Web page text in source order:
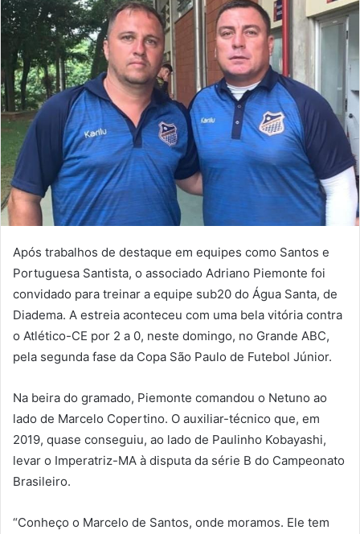
Após trabalhos de destaque em equipes como Santos e
Portuguesa Santista, o associado Adriano Piemonte foi
convidado para treinar a equipe sub20 do Água Santa, de
Diadema. A estreia aconteceu com uma bela vitória contra
o Atlético-CE por 2 a 0, neste domingo, no Grande ABC,
pela segunda fase da Copa São Paulo de Futebol Júnior.
Na beira do gramado, Piemonte comandou o Netuno ao
lado de Marcelo Copertino. O auxiliar-técnico que, em
2019, quase conseguiu, ao lado de Paulinho Kobayashi,
levar o Imperatriz-MA à disputa da série B do Campeonato
Brasileiro.
“Conheço o Marcelo de Santos, onde moramos. Ele tem